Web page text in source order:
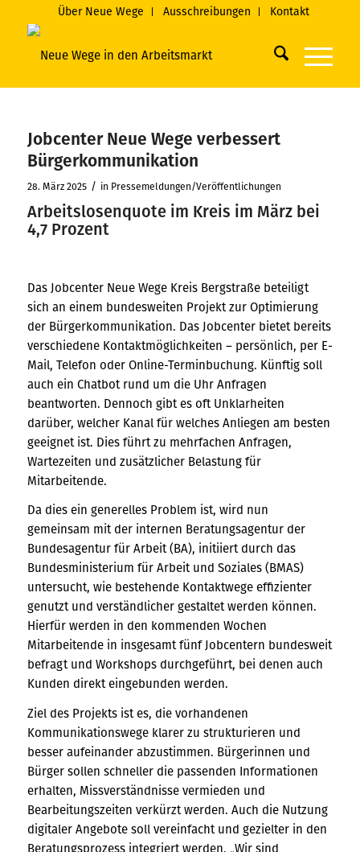
Über Neue Wege Ausschreibungen Kontakt
Jobcenter Neue Wege verbessert
Bürgerkommunikation
28. März 2025 / in Pressemeldungen/Veröffentlichungen
Arbeitslosenquote im Kreis im März bei
4,7 Prozent
Das Jobcenter Neue Wege Kreis Bergstraße beteiligt
sich an einem bundesweiten Projekt zur Optimierung
der Bürgerkommunikation. Das Jobcenter bietet bereits
verschiedene Kontaktmöglichkeiten – persönlich, per E-
Mail, Telefon oder Online-Terminbuchung. Künftig soll
auch ein Chatbot rund um die Uhr Anfragen
beantworten. Dennoch gibt es oft Unklarheiten
darüber, welcher Kanal für welches Anliegen am besten
geeignet ist. Dies führt zu mehrfachen Anfragen,
Wartezeiten und zusätzlicher Belastung für
Mitarbeitende.
Da dies ein generelles Problem ist, wird nun
gemeinsam mit der internen Beratungsagentur der
Bundesagentur für Arbeit (BA), initiiert durch das
Bundesministerium für Arbeit und Soziales (BMAS)
untersucht, wie bestehende Kontaktwege effizienter
genutzt und verständlicher gestaltet werden können.
Hierfür werden in den kommenden Wochen
Mitarbeitende in insgesamt fünf Jobcentern bundesweit
befragt und Workshops durchgeführt, bei denen auch
Kunden direkt eingebunden werden.
Ziel des Projekts ist es, die vorhandenen
Kommunikationswege klarer zu strukturieren und
besser aufeinander abzustimmen. Bürgerinnen und
Bürger sollen schneller die passenden Informationen
erhalten, Missverständnisse vermieden und
Bearbeitungszeiten verkürzt werden. Auch die Nutzung
digitaler Angebote soll vereinfacht und gezielter in den
Beratungsprozess integriert werden. „Wir sind